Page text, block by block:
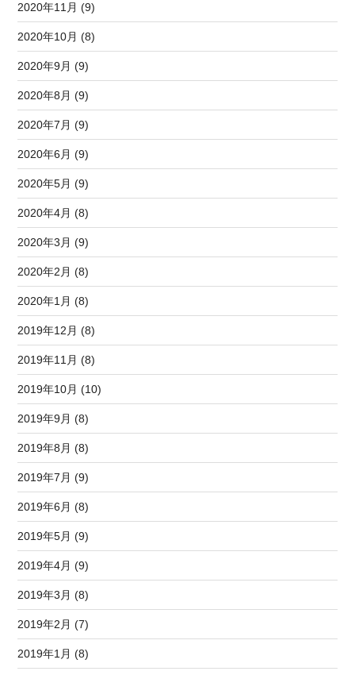
2020年11月 (9)
2020年10月 (8)
2020年9月 (9)
2020年8月 (9)
2020年7月 (9)
2020年6月 (9)
2020年5月 (9)
2020年4月 (8)
2020年3月 (9)
2020年2月 (8)
2020年1月 (8)
2019年12月 (8)
2019年11月 (8)
2019年10月 (10)
2019年9月 (8)
2019年8月 (8)
2019年7月 (9)
2019年6月 (8)
2019年5月 (9)
2019年4月 (9)
2019年3月 (8)
2019年2月 (7)
2019年1月 (8)